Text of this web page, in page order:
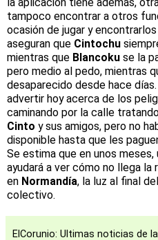
tampoco encontrar a otros
ocasión de jugar y
aseguran que Cintochu
mientras que Blancoku se la
pero medio al pedo, mientras
desaparecido desde hace
advertir hoy acerca de los
caminando por la calle
Cinto y sus amigos, pero no
disponible hasta que les
Se estima que en unos meses,
ayudará a ver cómo no llega
en Normandía, la luz al final
colectivo.
ElCorunio: Ultimas noticias de